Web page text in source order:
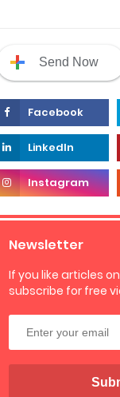
Newsletter
If you like articles
subscribe for free